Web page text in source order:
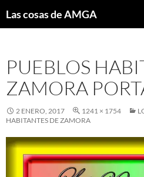
Las cosas de AMGA
PUEBLOS
ZAMORA
2 ENERO, 2017 1241 × 1754
HABITANTES DE ZAMORA